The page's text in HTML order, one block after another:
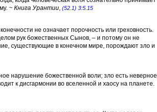
~ Книга Урантии, (52.1) 3:5.15
не означает порочность или греховность.
рук божественных Сынов, – и потому он не
существующие в конечном мире, порождают зло и
нарушение божественной воли; зло есть неверное
к дисгармонии во вселенной и хаосу на планете.